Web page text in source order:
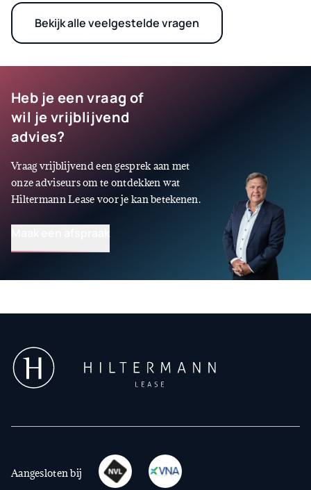
afspraak. Meestal hebben wij elektrische auto's uit
voorraad leverbaar, dus je rijdt ook binnen no-time
elektrisch.
Bekijk alle veelgestelde vragen
Heb je een vraag of
wil je vrijblijvend
advies?
Vraag vrijblijvend een gesprek aan met
onze adviseurs om te ontdekken wat
Hiltermann Lease voor je kan betekenen.
Aangesloten bij